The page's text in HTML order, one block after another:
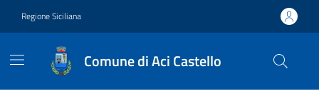
Regione Siciliana
Comune di Aci Castello